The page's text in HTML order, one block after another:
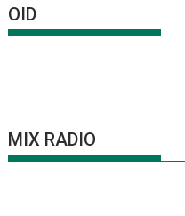
OID
MIX RADIO